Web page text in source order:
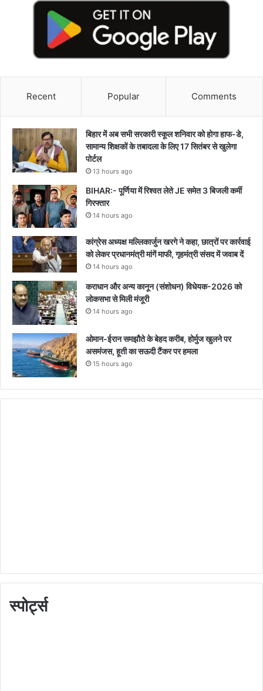
Recent Popular Comments
बिहार में अब सभी सरकारी स्कूल शनिवार को होगा हाफ-डे,
सामान्य शिक्षकों के तबादला के लिए 17 सितंबर से खुलेगा
पोर्टल
13 hours ago
BIHAR:- पूर्णिया में रिश्वत लेते JE समेत 3 बिजली कर्मी
गिरफ्तार
14 hours ago
कांग्रेस अध्यक्ष मल्लिकार्जुन खरगे ने कहा, छात्रों पर कार्रवाई
को लेकर प्रधानमंत्री मांगें माफी, गृहमंत्री संसद में जवाब दें
14 hours ago
कराधान और अन्य कानून (संशोधन) विधेयक-2026 को
लोकसभा से मिली मंजूरी
14 hours ago
ओमान-ईरान समझौते के बेहद करीब, होर्मुज खुलने पर
असमंजस, हूती का सऊदी टैंकर पर हमला
15 hours ago
स्पोर्ट्स